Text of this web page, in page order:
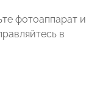
фотоаппарат и
в